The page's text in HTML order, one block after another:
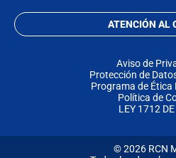
ATENCIÓN AL
Aviso de
Protección de
Programa de Ética
Política de
LEY 1712
© 2026 RCN